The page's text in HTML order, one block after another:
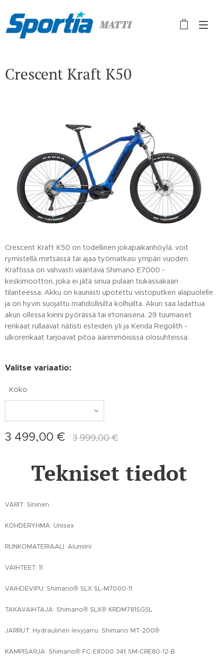
MATTI
Crescent Kraft K50
Crescent Kraft K50 on todellinen jokapaikanhöylä, voit
rymistellä metsässä tai ajaa työmatkasi ympäri vuoden.
Kraftissa on vahvasti vääntävä Shimano E7000 -
keskimoottori, joka ei jätä sinua pulaan tiukassakaan
tilanteessa. Akku on kauniisti upotettu viistoputken alapuolelle
ja on hyvin suojattu mahdollisilta kolhuilta. Akun saa ladattua
akun ollessa kiinni pyörässä tai irtonaisena. 29 tuumaiset
renkaat rullaavat nätisti esteiden yli ja Kenda Regolith -
ulkorenkaat tarjoavat pitoa äärimmöisissä olosuhteissa.
Valitse variaatio:
Koko
3 499,00 € 3 999,00€
Tekniset tiedot
VÄRIT: Sininen
KOHDERYHMÄ: Unisex
RUNKOMATERIAALI: Alumiini
VAIHTEET: 11
VAIHDEVIPU: Shimano® SLX SL-M7000-11
TAKAVAIHTAJA: Shimano® SLX® KRDM781SGSL
JARRUT: Hydraulinen levyjarru. Shimano MT-200®
KAMPISARJA: Shimano® FC-E8000 34t SM-CRE80-12-B